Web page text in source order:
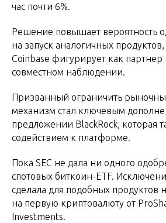
час почти 6%.
Решение повышает вероятность
на запуск аналогичных
Coinbase фигурирует как партнер
совместном наблюдении.
Призванный ограничить
механизм стал ключевым
предложении BlackRock, которая
содействием к платформе.
Пока SEC не дала ни одного
спотовых биткоин-ETF.
сделала для подобных продуктов
на первую криптовалюту от
Investments.